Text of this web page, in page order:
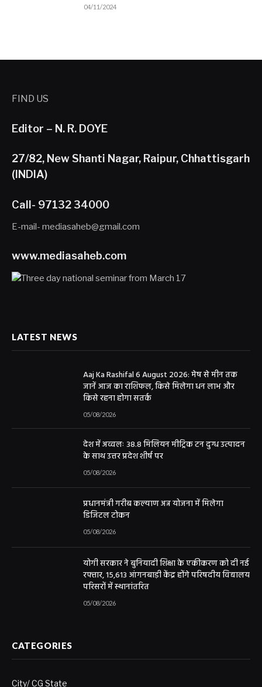
04/11/2024
FIND US
Editor – N. R. DOYE
27/82, New Shanti Nagar, Raipur, Chhattisgarh
(INDIA)
Call- 97132 34000
E-mail- mediasaheb@gmail.com
www.mediasaheb.com
LATEST NEWS
Aaj Ka Rashifal 6 August 2026: मेष से मीन तक
जानें आज का राशिफल, किसे मिलेगा धन लाभ और
किसे रहना होगा सतर्क
05/08/2026
देश में अव्वलः 38.8 मिलियन मीट्रिक टन दुग्ध उत्पादन
के साथ उत्तर प्रदेश शीर्ष पर
05/08/2026
प्रधानमंत्री गरीब कल्याण अन्न योजना में मिलेगा
डिजिटल टोकन
05/08/2026
योगी सरकार ने बुनियादी शिक्षा के एकीकरण को दी नई
रफ्तार, 15,613 आंगनबाड़ी केंद्र होंगे परिषदीय विद्यालय
परिसरों में स्थानांतरित
05/08/2026
CATEGORIES
City/ CG State